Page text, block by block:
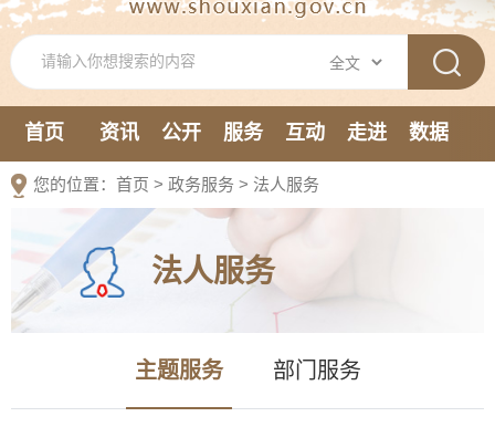
首页 资讯 公开 服务 互动 走进
数据
新媒体
您的位置： 首页 > 政务服务 > 法人服务
法人服务
主题服务 部门服务